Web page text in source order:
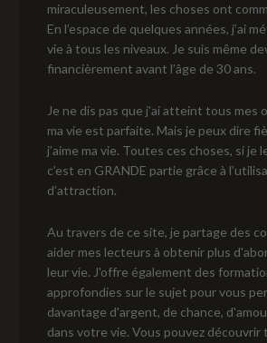
miraculeusement, les choses ont
En l’espace de quelques années, j’ai
vie à tous les niveaux. Je suis même
financièrement avant l’âge de 30 ans.
Je ne dis pas que j’ai atteint tous mes
ma vie est parfaite. Mais je peux dire
j’aime ma vie. Toutes ces choses, si je
c’est en GRANDE partie grâce à
d’attraction.
Au travers de ce site, je partage des
aider mes lecteurs à obtenir plus
leur vie. J'offre également des
approfondies sur le sujet pour vous
davantage d'argent, de chance,
dans votre vie. Vous pouvez découvrir